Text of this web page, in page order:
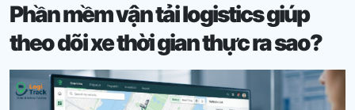
Phần mềm vận tải logisticsgiúp
theo dõi xe thời gian thực ra sao?